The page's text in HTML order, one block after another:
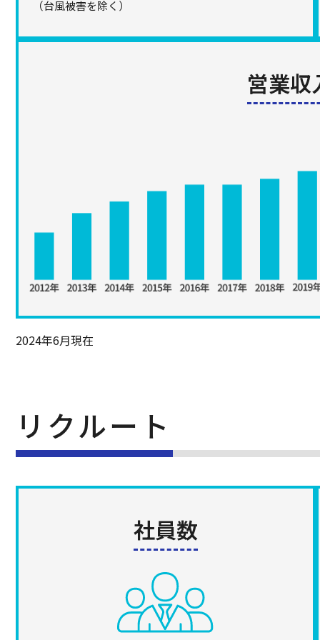
（台風被害を除く）
営業収
2024年6月現在
リクルート
社員数